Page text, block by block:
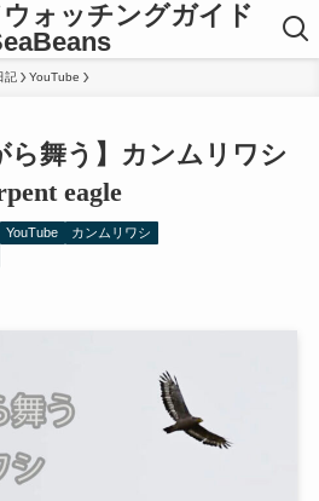
ォッチングガイド
記 YouTube
ら舞う】カンムリワシ
eagle
YouTube
カンムリワシ